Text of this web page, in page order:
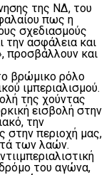
της ΝΔ, του
πως η
σχεδιασμούς
ασφάλεια και
προσβάλλουν και
βρώμικο ρόλο
ιμπεριαλισμού.
της χούντας
εισβολή στην
την
στην περιοχή μας,
των λαών.
του αγώνα,